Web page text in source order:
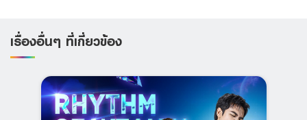
เรื่องอื่นๆ ที่เกี่ยวข้อง